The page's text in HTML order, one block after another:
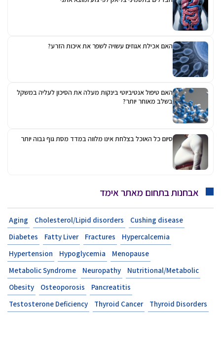
האם אכילת אגוזים עשויה לשפר את איכות הזרע?
האם טיפול אנטיביוטי בינקות מעלה את הסיכון לעליה במשקל
בשלב מאוחר יותר?
סיום כל האוכל בצלחת אינו מלווה במדד מסת גוף גבוה יותר
אבחנות בתחום מאתר אימד
Aging Cholesterol/Lipid disorders
Cushing disease
Diabetes
Fatty Liver Fractures
Hypercalcemia
Hypertension
Hypoglycemia
Menopause
Metabolic Syndrome
Neuropathy
Nutritional/Metabolic
Obesity
Osteoporosis
Pancreatitis
Testosterone Deficiency
Thyroid Cancer Thyroid Disorders